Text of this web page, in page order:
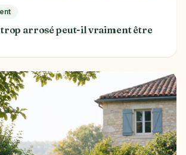
arrosé peut-il vraiment être